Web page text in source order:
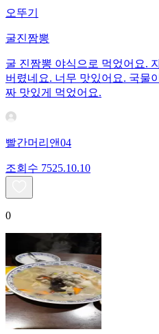
오뚜기
굴진짬뽕
굴 진짬뽕 야식으로 먹었어요.
버렸네요. 너무 맛있어요. 국물
짜 맛있게 먹었어요.
빨간머리앤04
조회수 7525.10.10
0